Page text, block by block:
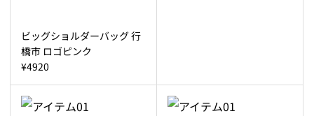
ビッグショルダーバッグ 行
橋市 ロゴピンク
¥4920